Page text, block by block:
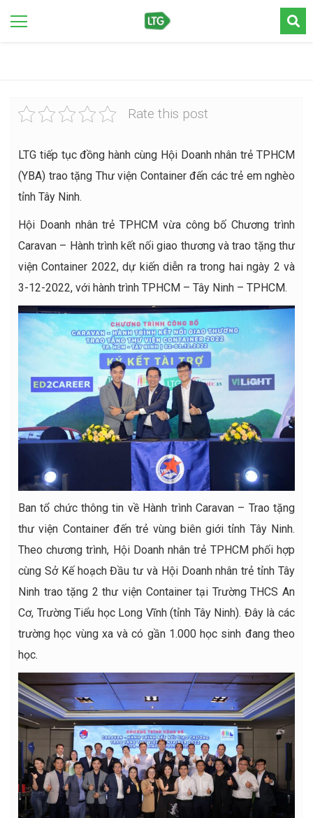
Rate this post
LTG tiếp tục đồng hành cùng Hội Doanh nhân trẻ TPHCM
(YBA) trao tặng Thư viện Container đến các trẻ em nghèo
tỉnh Tây Ninh.
Hội Doanh nhân trẻ TPHCM vừa công bố Chương trình
Caravan – Hành trình kết nối giao thương và trao tặng thư
viện Container 2022, dự kiến diễn ra trong hai ngày 2 và
3-12-2022, với hành trình TPHCM – Tây Ninh – TPHCM.
Ban tổ chức thông tin về Hành trình Caravan – Trao tặng
thư viện Container đến trẻ vùng biên giới tỉnh Tây Ninh.
Theo chương trình, Hội Doanh nhân trẻ TPHCM phối hợp
cùng Sở Kế hoạch Đầu tư và Hội Doanh nhân trẻ tỉnh Tây
Ninh trao tặng 2 thư viện Container tại Trường THCS An
Cơ, Trường Tiểu học Long Vĩnh (tỉnh Tây Ninh). Đây là các
trường học vùng xa và có gần 1.000 học sinh đang theo
học.